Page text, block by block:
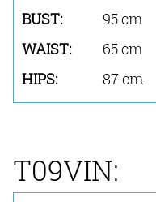
95 cm
65 cm
87 cm
T09VIN: